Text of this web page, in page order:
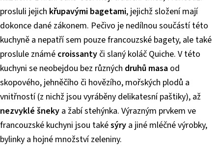
prosluli jejich křupavými bagetami, jejichž složení mají
dokonce dané zákonem. Pečivo je nedílnou součástí této
kuchyně a nepatří sem pouze francouzské bagety, ale také
proslule známé croissanty či slaný koláč Quiche. V této
kuchyni se neobejdou bez různých druhů masa od
skopového, jehněčího či hovězího, mořských plodů a
vnitřností (z nichž jsou vyráběny delikatesní paštiky), až
nezvyklé šneky a žabí stehýnka. Výrazným prvkem ve
francouzské kuchyni jsou takésýry a jiné mléčné výrobky,
bylinky a hojné množství zeleniny.